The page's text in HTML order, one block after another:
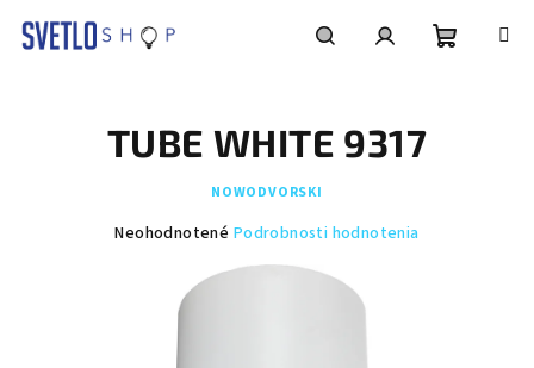
TUBE WHITE 9317
NOWODVORSKI
Priemerné
Neohodnotené Podrobnosti hodnotenia